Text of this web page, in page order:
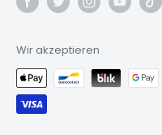
Wir akzeptieren